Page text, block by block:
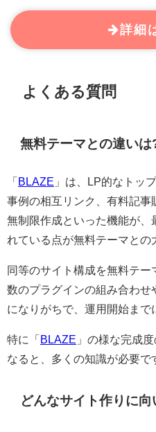
詳細
よくある質問
無料テーマとの違いは
「 BLAZE 」は、LP的なトッ
事例の相互リンク、有料記
無制限作成といった機能が、
れている点が無料テーマとの
同等のサイト構成を無料テ
数のプラグインの組み合わ
になりがちで、運用開始まで
特に「 BLAZE 」の様な完成
なると、多くの知識が必要で
どんなサイト作りに